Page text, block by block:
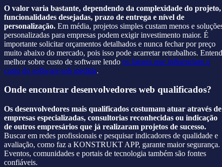
O valor varia bastante, dependendo da complexidade do projeto,
funcionalidades desejadas, prazo de entrega e nível de
personalização. Em média, projetos simples custam menos e
personalizadas para empresas podem exigir investimento maior. É
importante solicitar orçamentos detalhados e nunca fechar por preço
muito abaixo do mercado, pois isso pode acarretar retrabalhos.
melhor sobre custo de software lendo os fatores que influenciam o
custo do software sob medida.
Onde encontrar desenvolvedores web qualificados?
Os desenvolvedores mais qualificados costumam atuar através de
empresas especializadas, consultorias reconhecidas ou indicação
de outros empresários que já realizaram projetos de sucesso.
Buscar em redes profissionais e pesquisar indicadores de qualidade e
avaliação, como faz a KONSTRUKT APP, garante maior segurança.
Eventos, comunidades e portais de tecnologia também são fontes
confiáveis.